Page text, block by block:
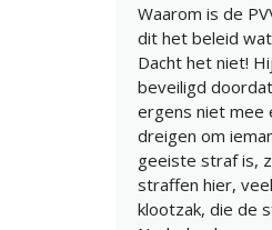
Waarom is de
dit het beleid
Dacht het niet!
beveiligd
ergens niet mee
dreigen om
geeiste straf is,
straffen hier,
klootzak, die de